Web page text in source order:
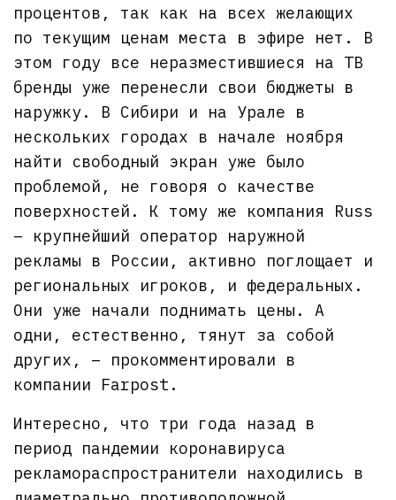
процентов, так как на всех желающих
по текущим ценам места в эфире нет. В
этом году все неразместившиеся на ТВ
бренды уже перенесли свои бюджеты в
наружку. В Сибири и на Урале в
нескольких городах в начале ноября
найти свободный экран уже было
проблемой, не говоря о качестве
поверхностей. К тому же компания Russ
– крупнейший оператор наружной
рекламы в России, активно поглощает и
региональных игроков, и федеральных.
Они уже начали поднимать цены. А
одни, естественно, тянут за собой
других, – прокомментировали в
компании Farpost.
Интересно, что три года назад в
период пандемии коронавируса
рекламораспространители находились в